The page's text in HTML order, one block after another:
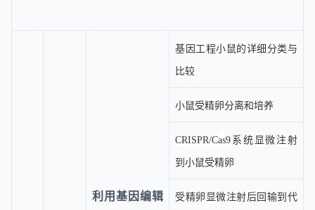
利用基因编辑
基因工程小鼠的详细分类与
比较
小鼠受精卵分离和培养
CRISPR/Cas9系统显微注射
到小鼠受精卵
受精卵显微注射后回输到代